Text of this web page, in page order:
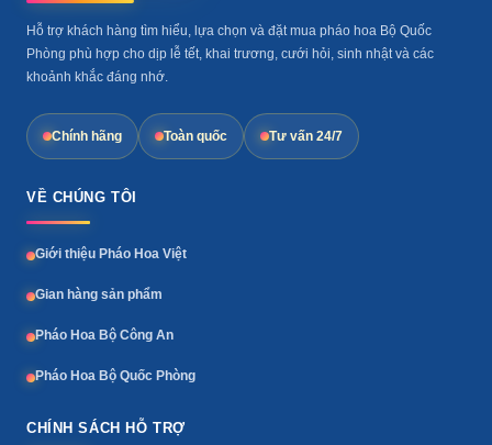
Hỗ trợ khách hàng tìm hiểu, lựa chọn và đặt mua pháo hoa Bộ Quốc
Phòng phù hợp cho dịp lễ tết, khai trương, cưới hỏi, sinh nhật và các
khoảnh khắc đáng nhớ.
Chính hãng Toàn quốc Tư vấn 24/7
VỀ CHÚNG TÔI
Giới thiệu Pháo Hoa Việt
Gian hàng sản phẩm
Pháo Hoa Bộ Công An
Pháo Hoa Bộ Quốc Phòng
CHÍNH SÁCH HỖ TRỢ